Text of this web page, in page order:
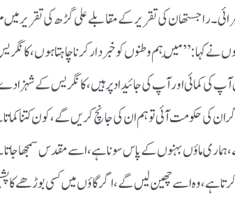
۔ راجستھان کی تقریر کے مقابلے علی گڑھ کی تقریر
کہا : ’’ مَیں ہم وطنوں کو خبردار کرنا چاہتا ہوں ،
آپ کی کمائی اور آپ کی جائیداد پر ہیں ، کانگریس کے
ان کی حکومت آئی تو ہم ان کی جانچ کریں گے ، کون کتنا
، ہماری ماؤں بہنوں کے پاس سونا ہے ، اسے مقدس سمجھا
ہے ، وہ اسے چھین لیں گے ، اگر گاؤں میں کسی بوڑھے کا